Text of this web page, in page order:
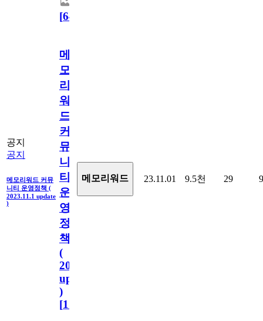
[64
공지
공지
메모리워드 커뮤
니티 운영정책 (
2023.11.1 update
)
메
모
리
워
드
커
뮤
니
티
운
영
정
책
(
2023.11.1
update
)
[110
메모리워드 23.11.01 9.5천 29 9